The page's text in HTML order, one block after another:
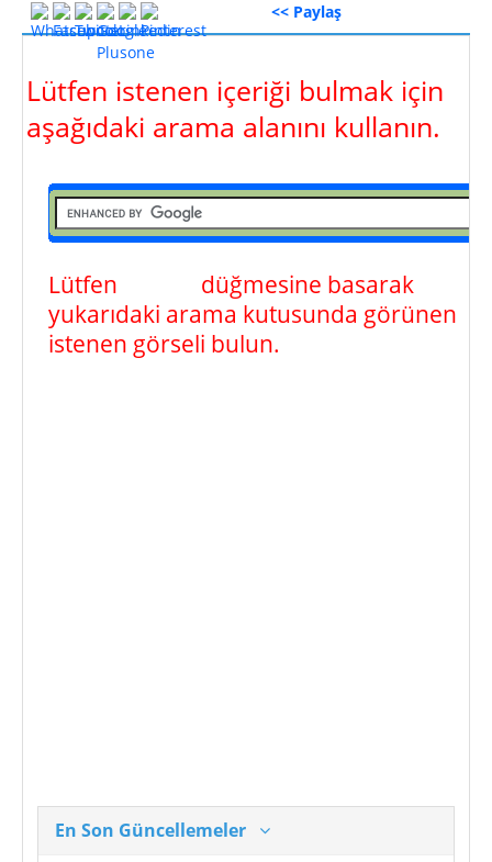
<< Paylaş
Lütfen istenen içeriği bulmak için
aşağıdaki arama alanını kullanın.
Lütfen
düğmesine basarak
yukarıdaki arama kutusunda görünen
istenen görseli bulun.
En Son Güncellemeler